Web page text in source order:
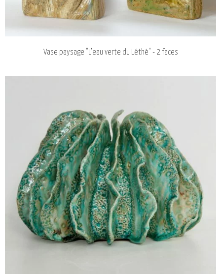
Vase paysage "L’eau verte du Léthé" - 2 faces